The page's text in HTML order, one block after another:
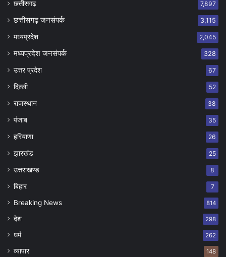
छत्तीसगढ़ 7,897
छत्तीसगढ़ जनसंपर्क 3,115
मध्यप्रदेश 2,045
मध्यप्रदेश जनसंपर्क 328
उत्तर प्रदेश 67
दिल्ली 52
राजस्थान 38
पंजाब 35
हरियाणा 26
झारखंड 25
उत्तराखण्ड 8
बिहार 7
Breaking News 814
देश 298
धर्म 262
व्यापार 148